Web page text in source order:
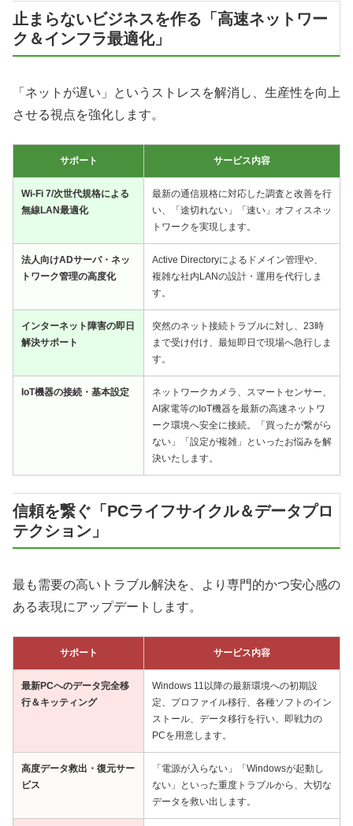
止まらないビジネスを作る「高速ネットワー
ク＆インフラ最適化」
「ネットが遅い」というストレスを解消し、生産性を向上
させる視点を強化します。
サポート サービス内容
Wi-Fi 7/次世代規格による
無線LAN最適化
最新の通信規格に対応した調査と改善を行
い、「途切れない」「速い」オフィスネッ
トワークを実現します。
法人向けADサーバ・ネッ
トワーク管理の高度化
Active Directoryによるドメイン管理や、
複雑な社内LANの設計・運用を代行しま
す。
インターネット障害の即日
解決サポート
突然のネット接続トラブルに対し、23時
まで受け付け、最短即日で現場へ急行しま
す。
IoT機器の接続・基本設定
ネットワークカメラ、スマートセンサー、
AI家電等のIoT機器を最新の高速ネットワ
ーク環境へ安全に接続。「買ったが繋がら
ない」「設定が複雑」といったお悩みを解
決いたします。
信頼を繋ぐ「PCライフサイクル＆データプロ
テクション」
最も需要の高いトラブル解決を、より専門的かつ安心感の
ある表現にアップデートします。
サポート サービス内容
最新PCへのデータ完全移
行＆キッティング
Windows 11以降の最新環境への初期設
定、プロファイル移行、各種ソフトのイン
ストール、データ移行を行い、即戦力の
PCを用意します。
高度データ救出・復元サー
ビス
「電源が入らない」「Windowsが起動し
ない」といった重度トラブルから、大切な
データを救い出します。